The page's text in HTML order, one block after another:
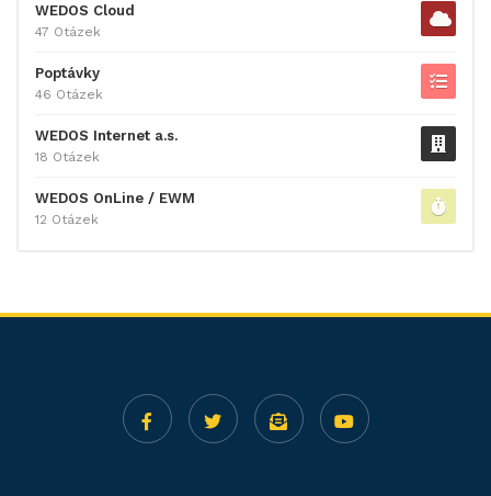
WEDOS Cloud
47 Otázek
Poptávky
46 Otázek
WEDOS Internet a.s.
18 Otázek
WEDOS OnLine / EWM
12 Otázek